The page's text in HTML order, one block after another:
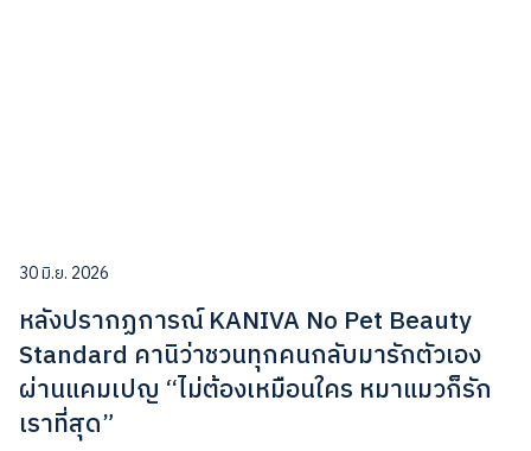
30 มิ.ย. 2026
หลังปรากฏการณ์ KANIVA No Pet Beauty
Standard คานิว่าชวนทุกคนกลับมารักตัวเอง
ผ่านแคมเปญ “ไม่ต้องเหมือนใคร หมาแมวก็รัก
เราที่สุด”